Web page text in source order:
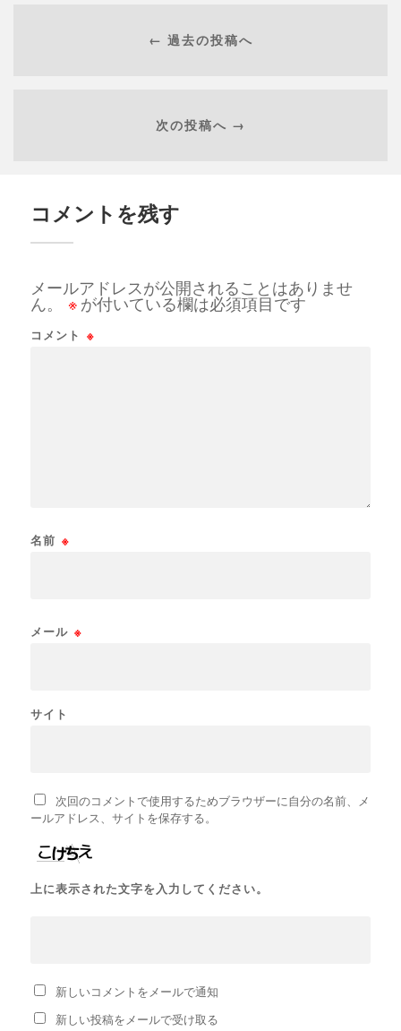
← 過去の投稿へ
次の投稿へ →
コメントを残す
メールアドレスが公開されることはありませ
ん。
※ が付いている欄は必須項目です
コメント ※
名前 ※
メール ※
サイト
次回のコメントで使用するためブラウザーに自分の名前、メ
ールアドレス、サイトを保存する。
上に表示された文字を入力してください。
新しいコメントをメールで通知
新しい投稿をメールで受け取る